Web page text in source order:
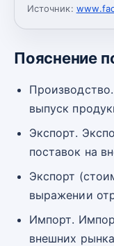
Источник:
Пояснение
выпуск
Экспорт.
поставок на
Экспорт
выражении
Импорт.
внешних